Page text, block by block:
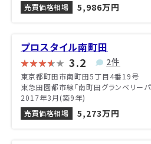
売買価格相場
5,986万円
プロスタイル南町田
3.2 2件
東京都町田市南町田5丁目4番19号
東急田園都市線「南町田グランベリー
2017年3月(築9年)
売買価格相場
5,273万円